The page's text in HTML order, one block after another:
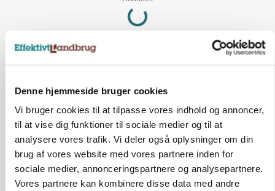
Denne hjemmeside bruger cookies
Vi bruger cookies til at tilpasse vores indhold og annoncer,
til at vise dig funktioner til sociale medier og til at
analysere vores trafik. Vi deler også oplysninger om din
brug af vores website med vores partnere inden for
sociale medier, annonceringspartnere og analysepartnere.
Vores partnere kan kombinere disse data med andre